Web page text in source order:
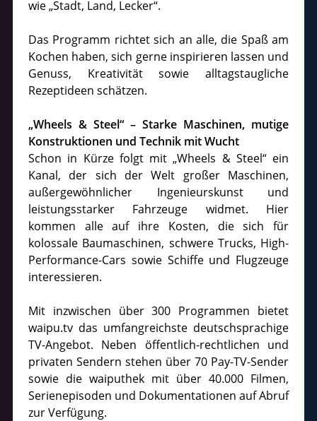
wie „Stadt, Land, Lecker“.
Das Programm richtet sich an alle, die Spaß am
Kochen haben, sich gerne inspirieren lassen und
Genuss, Kreativität sowie alltagstaugliche
Rezeptideen schätzen.
„Wheels & Steel“ – Starke Maschinen, mutige
Konstruktionen und Technik mit Wucht
Schon in Kürze folgt mit „Wheels & Steel“ ein
Kanal, der sich der Welt großer Maschinen,
außergewöhnlicher Ingenieurskunst und
leistungsstarker Fahrzeuge widmet. Hier
kommen alle auf ihre Kosten, die sich für
kolossale Baumaschinen, schwere Trucks, High-
Performance-Cars sowie Schiffe und Flugzeuge
interessieren.
Mit inzwischen über 300 Programmen bietet
waipu.tv das umfangreichste deutschsprachige
TV-Angebot. Neben öffentlich-rechtlichen und
privaten Sendern stehen über 70 Pay-TV-Sender
sowie die waiputhek mit über 40.000 Filmen,
Serienepisoden und Dokumentationen auf Abruf
zur Verfügung.